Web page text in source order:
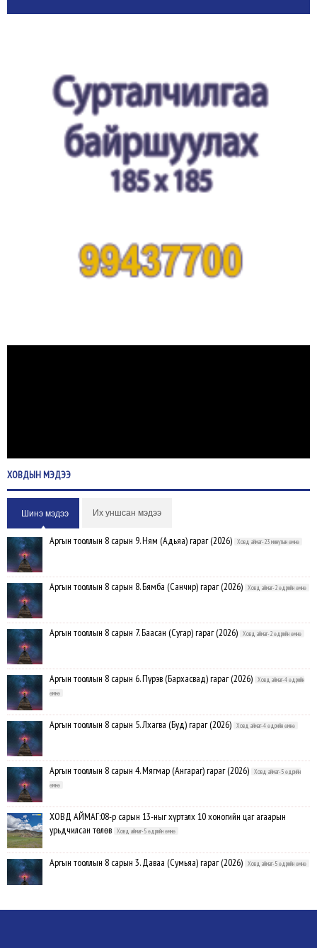
ХОВДЫНМЭДЭЭ
Шинэ мэдээ Их уншсан мэдээ
Аргын тооллын 8 сарын 9. Ням (Адьяа) гараг (2026) Ховд аймаг-23 минутын өмнө
Аргын тооллын 8 сарын 8. Бямба (Санчир) гараг (2026) Ховд аймаг-2 өдрийн өмнө
Аргын тооллын 8 сарын 7. Баасан (Сугар) гараг (2026) Ховд аймаг-2 өдрийн өмнө
Аргын тооллын 8 сарын 6. Пүрэв (Бархасвад) гараг (2026)
Ховд аймаг-4 өдрийн
өмнө
Аргын тооллын 8 сарын 5. Лхагва (Буд) гараг (2026) Ховд аймаг-4 өдрийн өмнө
Аргын тооллын 8 сарын 4. Мягмар (Ангараг) гараг (2026)
Ховд аймаг-5 өдрийн
өмнө
ХОВД АЙМАГ:08-р сарын 13-ныг хүртэлх 10 хоногийн цаг агаарын
урьдчилсан төлөв
Ховд аймаг-5 өдрийн өмнө
Аргын тооллын 8 сарын 3. Даваа (Сумьяа) гараг (2026) Ховд аймаг-5 өдрийн өмнө
Хүндэтгэлийн барилдаанд 64 бөх оролцлоо Ховд аймаг-8/3/2026